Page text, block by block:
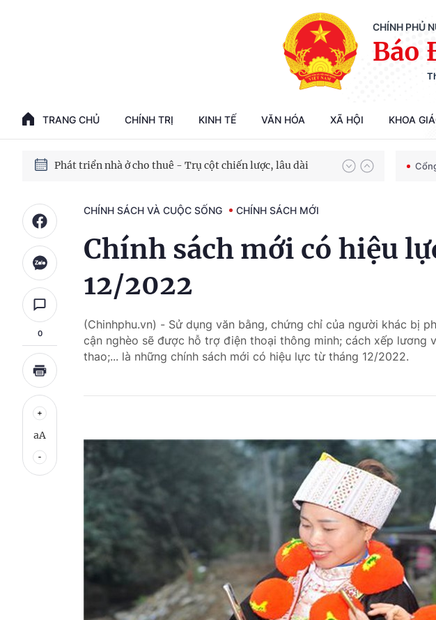
CHÍNH PHỦ
Báo
TRANG CHỦ CHÍNH TRỊ KINH TẾ VĂN HÓA XÃ HỘI KHOA
Phát triển kinh tế nhà nước trong kỷ nguyên mới
Chiến dịch 500 ngày đêm tìm kiếm, quy tập và xác định danh tính hài cốt liệt sĩ
Bảo vệ nền tảng tư tưởng của Đảng trong kỷ nguyên phát triển mới
Phát triển nhà ở cho thuê - Trụ cột chiến lược, lâu dài
0
aA
CHÍNH SÁCH VÀ CUỘC SỐNG CHÍNH SÁCH MỚI
Chính sách mới có hiệu
12/2022
(Chinhphu.vn) - Sử dụng văn bằng, chứng chỉ của người khác bị
cận nghèo sẽ được hỗ trợ điện thoại thông minh; cách xếp lương
thao;... là những chính sách mới có hiệu lực từ tháng 12/2022.